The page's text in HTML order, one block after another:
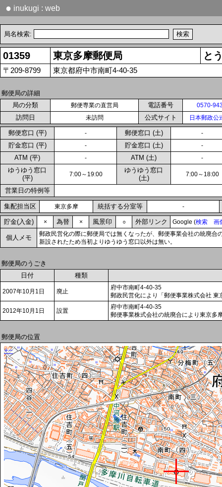
● inukugi : web
局名検索:
01359 東京多摩郵便局 と
〒209-8799 東京都府中市南町4-40-35
郵便局の詳細
局の分類
郵便専業の直営局 電話番号 0570-
訪問日 未訪問 公式サイト 日本郵政公
郵便窓口 (平) - 郵便窓口 (土) -
貯金窓口 (平) - 貯金窓口 (土) -
ATM (平) - ATM (土) -
ゆうゆう窓口
(平)
7:00～19:00
ゆうゆう窓口
(土)
7:00～18:00
営業日の特例等
集配担当区 東京多摩 統括する分室等 -
貯金(入金) × 為替 × 風景印 ○ 外部リンク Google (検索 画
個人メモ
郵政民営化の際に郵便局では無くなったが、郵便事業会社の統廃合
新設されたため当初よりゆうゆう窓口以外は無い。
郵便局のうごき
日付
種類
2007年10月1日 廃止
府中市南町4-40-35
郵政民営化により「郵便事業株式会社 東
2012年10月1日 設置
府中市南町4-40-35
郵便事業株式会社の統廃合により東京多
郵便局の位置